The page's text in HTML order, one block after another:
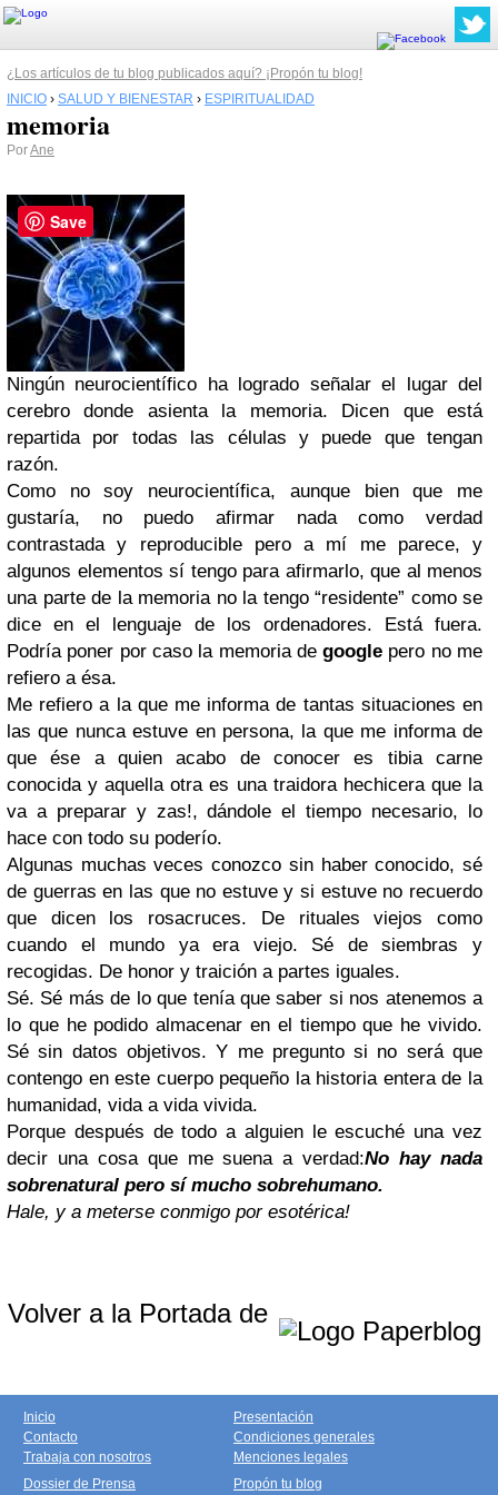
¿Los artículos de tu blog publicados aquí? ¡Propón tu blog!
INICIO › SALUD Y BIENESTAR › ESPIRITUALIDAD
memoria
PorAne
Ningún neurocientífico ha logrado señalar el lugar del
cerebro donde asienta la memoria. Dicen que está
repartida por todas las células y puede que tengan
razón.
Como no soy neurocientífica, aunque bien que me
gustaría, no puedo afirmar nada como verdad
contrastada y reproducible pero a mí me parece, y
algunos elementos sí tengo para afirmarlo, que al menos
una parte de la memoria no la tengo “residente” como se
dice en el lenguaje de los ordenadores. Está fuera.
Podría poner por caso la memoria degoogle pero no me
refiero a ésa.
Me refiero a la que me informa de tantas situaciones en
las que nunca estuve en persona, la que me informa de
que ése a quien acabo de conocer es tibia carne
conocida y aquella otra es una traidora hechicera que la
va a preparar y zas!, dándole el tiempo necesario, lo
hace con todo su poderío.
Algunas muchas veces conozco sin haber conocido, sé
de guerras en las que no estuve y si estuve no recuerdo
que dicen los rosacruces. De rituales viejos como
cuando el mundo ya era viejo. Sé de siembras y
recogidas. De honor y traición a partes iguales.
Sé. Sé más de lo que tenía que saber si nos atenemos a
lo que he podido almacenar en el tiempo que he vivido.
Sé sin datos objetivos. Y me pregunto si no será que
contengo en este cuerpo pequeño la historia entera de la
humanidad, vida a vida vivida.
Porque después de todo a alguien le escuché una vez
decir una cosa que me suena a verdad:No hay nada
sobrenatural pero sí mucho sobrehumano.
Hale, y a meterse conmigo por esotérica!
Volver a la Portada de
Inicio
Contacto
Trabaja con nosotros
Presentación
Condiciones generales
Menciones legales
Dossier de Prensa
Propón tu blog
Save